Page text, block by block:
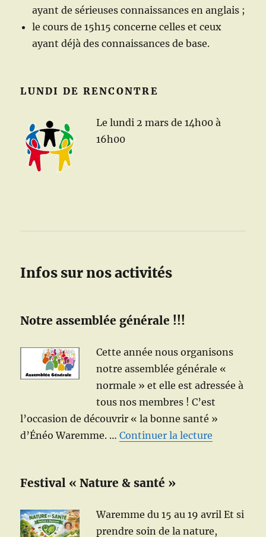
ayant de sérieuses connaissances en anglais ;
le cours de 15h15 concerne celles et ceux
ayant déjà des connaissances de base.
LUNDI DE RENCONTRE
Le lundi 2 mars de 14h00 à
16h00
Infos sur nos activités
Notre assemblée générale !!!
Cette année nous organisons
notre assemblée générale «
normale » et elle est adressée à
tous nos membres ! C’est
l’occasion de découvrir « la bonne santé »
d’Énéo Waremme. …Continuer la lecture
Festival « Nature & santé »
Waremme du 15 au 19 avril Et si
prendre soin de la nature,